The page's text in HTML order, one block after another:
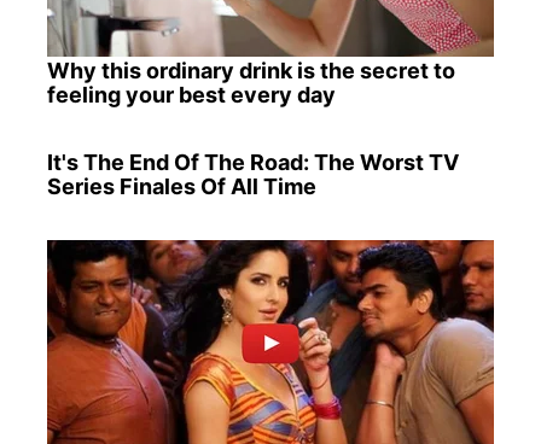
Why this ordinary drink is the secret to
feeling your best every day
It's The End Of The Road: The Worst TV
Series Finales Of All Time